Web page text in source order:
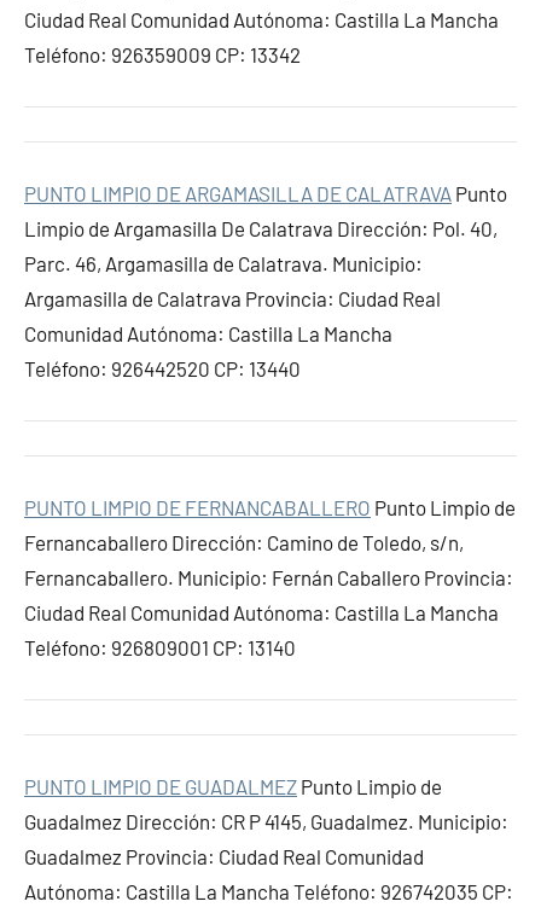
Ciudad Real Comunidad Autónoma: Castilla La Mancha
Teléfono: 926359009 CP: 13342
PUNTO LIMPIO DE ARGAMASILLA DE CALATRAVA Punto
Limpio de Argamasilla De Calatrava Dirección: Pol. 40,
Parc. 46, Argamasilla de Calatrava. Municipio:
Argamasilla de Calatrava Provincia: Ciudad Real
Comunidad Autónoma: Castilla La Mancha
Teléfono: 926442520 CP: 13440
PUNTO LIMPIO DE FERNANCABALLERO Punto Limpio de
Fernancaballero Dirección: Camino de Toledo, s/n,
Fernancaballero. Municipio: Fernán Caballero Provincia:
Ciudad Real Comunidad Autónoma: Castilla La Mancha
Teléfono: 926809001 CP: 13140
PUNTO LIMPIO DE GUADALMEZ Punto Limpio de
Guadalmez Dirección: CR P 4145, Guadalmez. Municipio:
Guadalmez Provincia: Ciudad Real Comunidad
Autónoma: Castilla La Mancha Teléfono: 926742035 CP: